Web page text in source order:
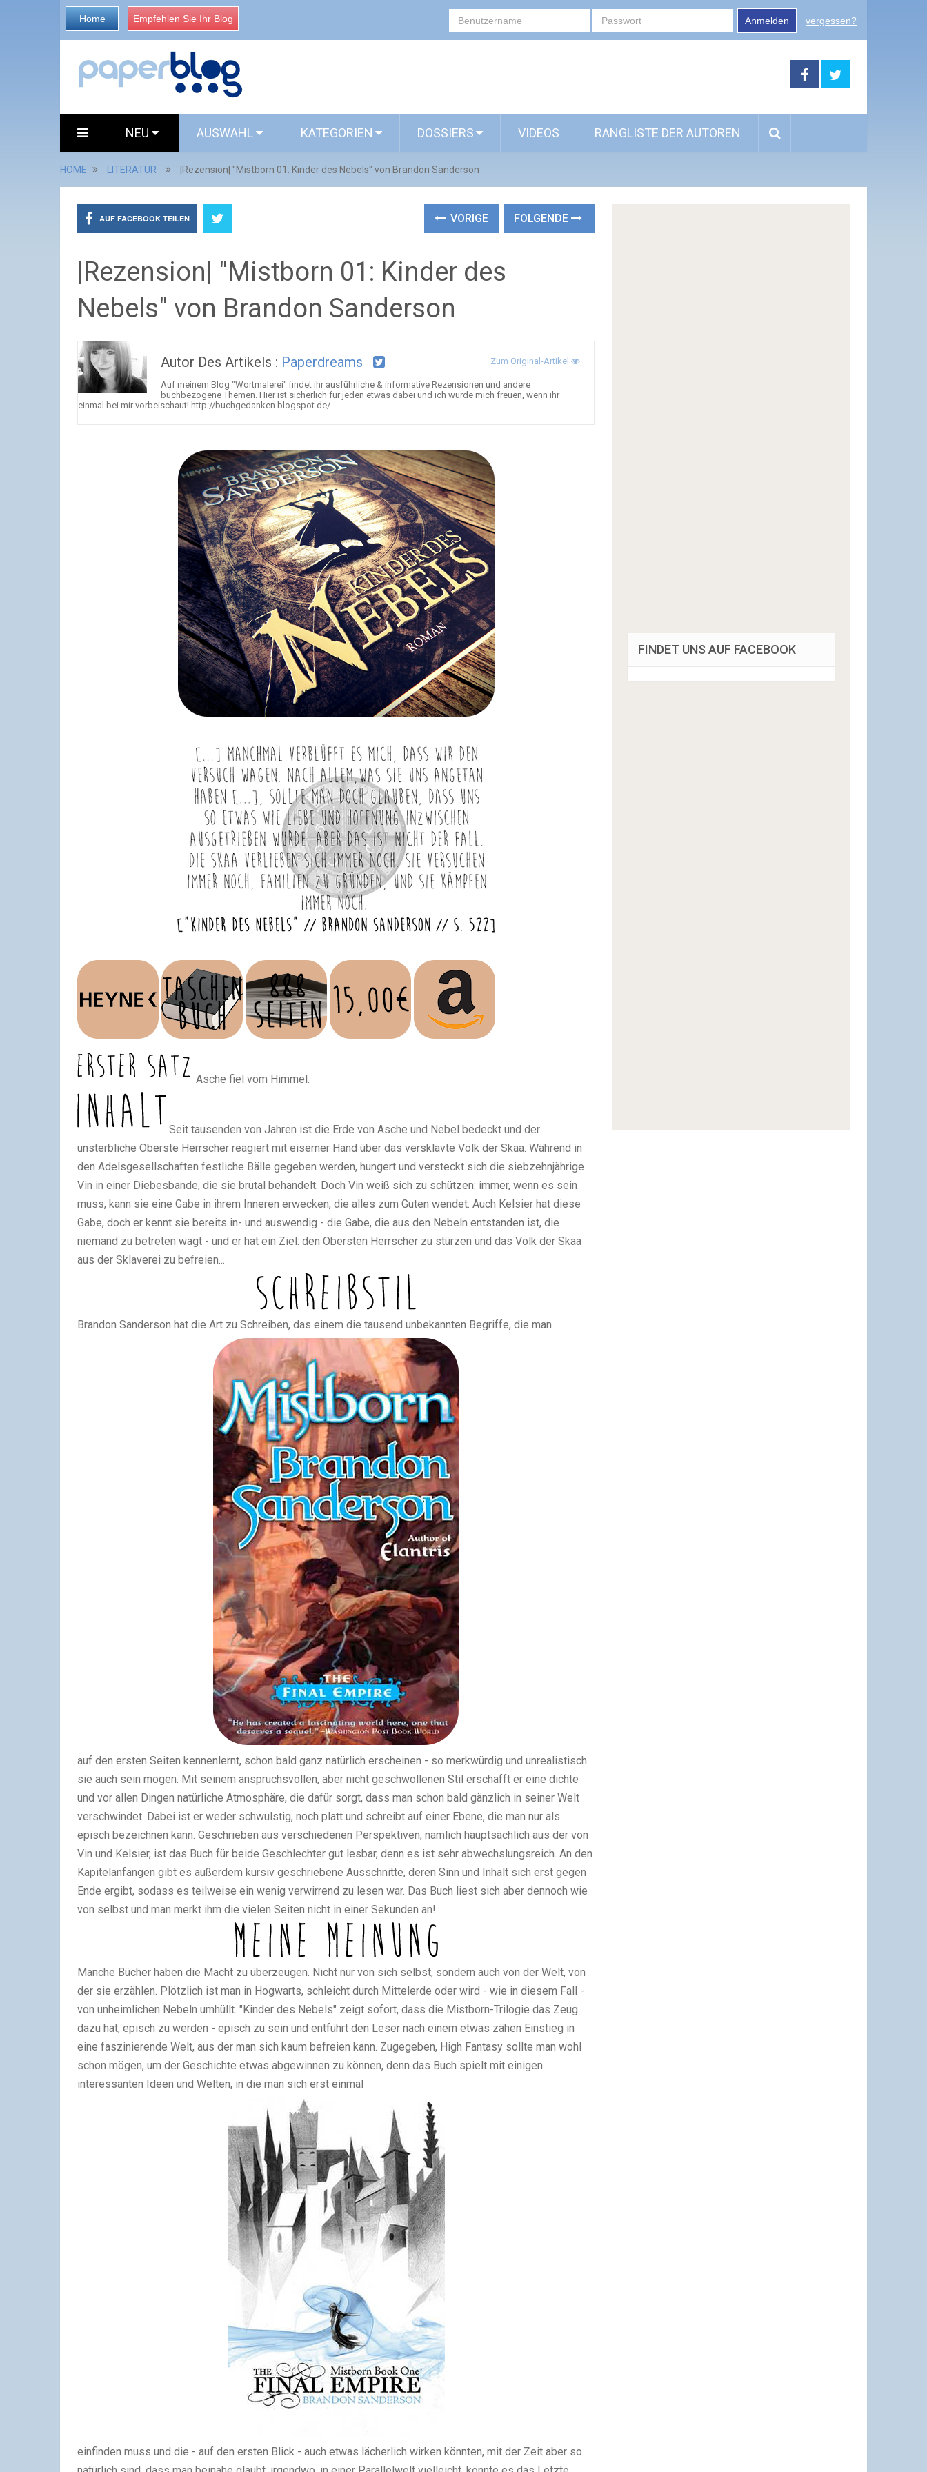
Home Empfehlen Sie Ihr Blog Anmelden vergessen?
NEU AUSWAHL KATEGORIEN DOSSIERS VIDEOS RANGLISTE DER AUTOREN
HOME LITERATUR |Rezension| "Mistborn 01: Kinder des Nebels" von Brandon Sanderson
AUF FACEBOOK TEILEN VORIGE FOLGENDE
|Rezension| "Mistborn 01: Kinder des
Nebels" von Brandon Sanderson
Autor Des Artikels : Paperdreams Zum Original-Artikel
Auf meinem Blog "Wortmalerei" findet ihr ausführliche & informative Rezensionen und andere
buchbezogene Themen. Hier ist sicherlich für jeden etwas dabei und ich würde mich freuen, wenn ihr
einmal bei mir vorbeischaut! http://buchgedanken.blogspot.de/
Asche fiel vom Himmel.
Seit tausenden von Jahren ist die Erde von Asche und Nebel bedeckt und der
unsterbliche Oberste Herrscher reagiert mit eiserner Hand über das versklavte Volk der Skaa. Während in
den Adelsgesellschaften festliche Bälle gegeben werden, hungert und versteckt sich die siebzehnjährige
Vin in einer Diebesbande, die sie brutal behandelt. Doch Vin weiß sich zu schützen: immer, wenn es sein
muss, kann sie eine Gabe in ihrem Inneren erwecken, die alles zum Guten wendet. Auch Kelsier hat diese
Gabe, doch er kennt sie bereits in- und auswendig - die Gabe, die aus den Nebeln entstanden ist, die
niemand zu betreten wagt - und er hat ein Ziel: den Obersten Herrscher zu stürzen und das Volk der Skaa
aus der Sklaverei zu befreien...
Brandon Sanderson hat die Art zu Schreiben, das einem die tausend unbekannten Begriffe, die man
auf den ersten Seiten kennenlernt, schon bald ganz natürlich erscheinen - so merkwürdig und unrealistisch
sie auch sein mögen. Mit seinem anspruchsvollen, aber nicht geschwollenen Stil erschafft er eine dichte
und vor allen Dingen natürliche Atmosphäre, die dafür sorgt, dass man schon bald gänzlich in seiner Welt
verschwindet. Dabei ist er weder schwulstig, noch platt und schreibt auf einer Ebene, die man nur als
episch bezeichnen kann. Geschrieben aus verschiedenen Perspektiven, nämlich hauptsächlich aus der von
Vin und Kelsier, ist das Buch für beide Geschlechter gut lesbar, denn es ist sehr abwechslungsreich. An den
Kapitelanfängen gibt es außerdem kursiv geschriebene Ausschnitte, deren Sinn und Inhalt sich erst gegen
Ende ergibt, sodass es teilweise ein wenig verwirrend zu lesen war. Das Buch liest sich aber dennoch wie
von selbst und man merkt ihm die vielen Seiten nicht in einer Sekunden an!
Manche Bücher haben die Macht zu überzeugen. Nicht nur von sich selbst, sondern auch von der Welt, von
der sie erzählen. Plötzlich ist man in Hogwarts, schleicht durch Mittelerde oder wird - wie in diesem Fall -
von unheimlichen Nebeln umhüllt. "Kinder des Nebels" zeigt sofort, dass die Mistborn-Trilogie das Zeug
dazu hat, episch zu werden - episch zu sein und entführt den Leser nach einem etwas zähen Einstieg in
eine faszinierende Welt, aus der man sich kaum befreien kann. Zugegeben, High Fantasy sollte man wohl
schon mögen, um der Geschichte etwas abgewinnen zu können, denn das Buch spielt mit einigen
interessanten Ideen und Welten, in die man sich erst einmal
einfinden muss und die - auf den ersten Blick - auch etwas lächerlich wirken könnten, mit der Zeit aber so
FINDET UNS AUF FACEBOOK